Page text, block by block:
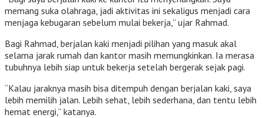
memang suka olahraga, jadi aktivitas ini sekaligus menjadi cara
menjaga kebugaran sebelum mulai bekerja,” ujar Rahmad.
Bagi Rahmad, berjalan kaki menjadi pilihan yang masuk akal
selama jarak rumah dan kantor masih memungkinkan. Ia merasa
tubuhnya lebih siap untuk bekerja setelah bergerak sejak pagi.
“Kalau jaraknya masih bisa ditempuh dengan berjalan kaki, saya
lebih memilih jalan. Lebih sehat, lebih sederhana, dan tentu lebih
hemat energi,” katanya.